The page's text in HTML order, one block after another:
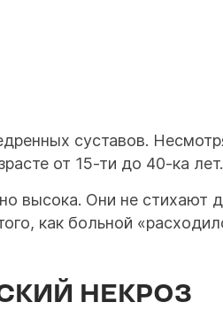
суставов.
от 15-ти до 40-ка лет.
высока. Они не стихают
как больной
НЕКРОЗ